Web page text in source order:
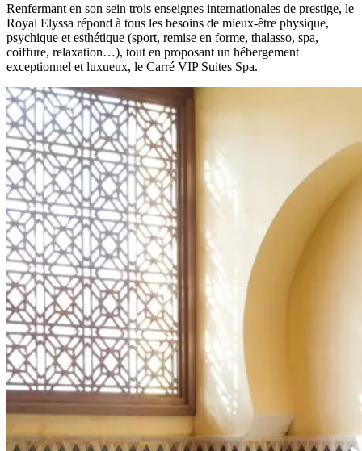
Renfermant en son sein trois enseignes internationales de prestige, le
Royal Elyssa répond à tous les besoins de mieux-être physique,
psychique et esthétique (sport, remise en forme, thalasso, spa,
coiffure, relaxation…), tout en proposant un hébergement
exceptionnel et luxueux, le Carré VIP Suites Spa.